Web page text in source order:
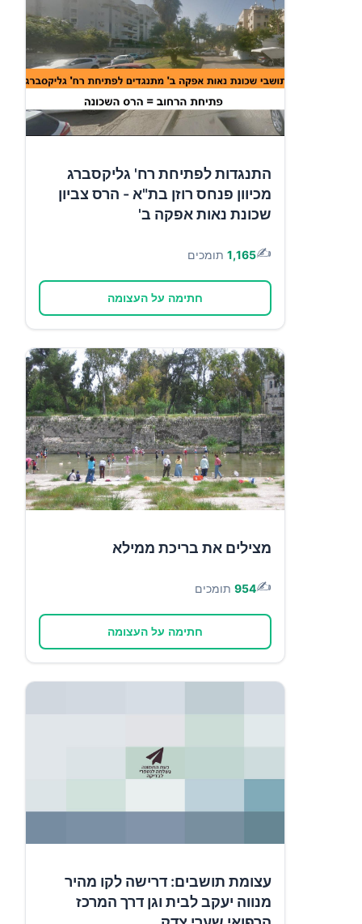
התנגדות לפתיחת רח' גליקסברג
מכיוון פנחס רוזן בת"א - הרס צביון
שכונת נאות אפקה ב'
✍️
1,165 תומכים
חתימה על העצומה
מצילים את בריכת ממילא
✍️
954 תומכים
חתימה על העצומה
עצומת תושבים: דרישה לקו מהיר
מנווה יעקב לבית וגן דרך המרכז